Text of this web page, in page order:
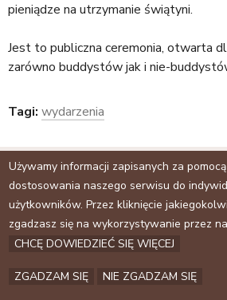
pieniądze na utrzymanie świątyni.
Jest to publiczna ceremonia, otwarta
zarówno buddystów jak i nie-
Tagi: wydarzenia
Facebook
Archiwum
Kontakt
Używamy informacji zapisanych za
dostosowania naszego serwisu do
użytkowników. Przez kliknięcie
zgadzasz się na wykorzystywanie przez
CHCĘ DOWIEDZIEĆ SIĘ WIĘCEJ
ZGADZAM SIĘ NIE ZGADZAM SIĘ